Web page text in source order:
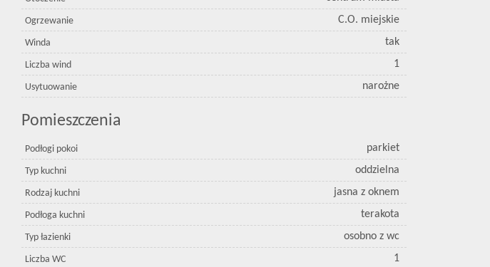
Ogrzewanie C.O. miejskie
Winda tak
Liczba wind 1
Usytuowanie narożne
Pomieszczenia
Podłogi pokoi parkiet
Typ kuchni oddzielna
Rodzaj kuchni jasna z oknem
Podłoga kuchni terakota
Typ łazienki osobno z wc
Liczba WC 1